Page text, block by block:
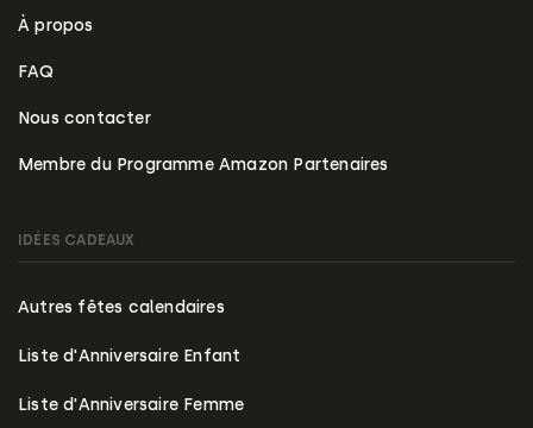
À propos
FAQ
Nous contacter
Membre du Programme Amazon Partenaires
IDÉES CADEAUX
Autres fêtes calendaires
Liste d'Anniversaire Enfant
Liste d'Anniversaire Femme